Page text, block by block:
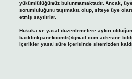
yükümlülüğümüz bulunmamaktadır. Ancak,
sorumluluğunu taşımakta olup, siteye üye
etmiş sayılırlar.
Hukuka ve yasal düzenlemelere aykırı
backlinkpanelicomtr@gmail.comadresine
içerikler yasal süre içerisinde sitemizden